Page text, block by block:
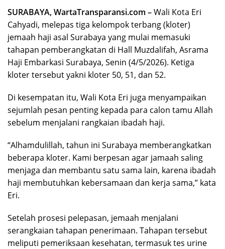
SURABAYA, WartaTransparansi.com –Wali Kota Eri
Cahyadi, melepas tiga kelompok terbang (kloter)
jemaah haji asal Surabaya yang mulai memasuki
tahapan pemberangkatan di Hall Muzdalifah, Asrama
Haji Embarkasi Surabaya, Senin (4/5/2026). Ketiga
kloter tersebut yakni kloter 50, 51, dan 52.
Di kesempatan itu, Wali Kota Eri juga menyampaikan
sejumlah pesan penting kepada para calon tamu Allah
sebelum menjalani rangkaian ibadah haji.
“Alhamdulillah, tahun ini Surabaya memberangkatkan
beberapa kloter. Kami berpesan agar jamaah saling
menjaga dan membantu satu sama lain, karena ibadah
haji membutuhkan kebersamaan dan kerja sama,” kata
Eri.
Setelah prosesi pelepasan, jemaah menjalani
serangkaian tahapan penerimaan. Tahapan tersebut
meliputi pemeriksaan kesehatan, termasuk tes urine